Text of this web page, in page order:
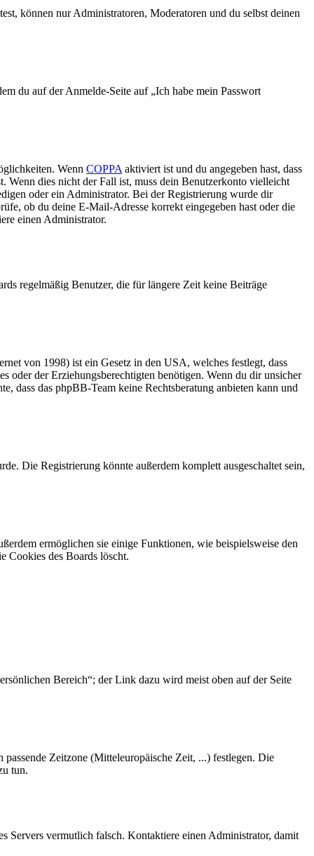
können nur Administratoren, Moderatoren und du selbst deinen
du auf der Anmelde-Seite auf „Ich habe mein Passwort
Wenn COPPA aktiviert ist und du angegeben hast, dass
Wenn dies nicht der Fall ist, muss dein Benutzerkonto vielleicht
oder ein Administrator. Bei der Registrierung wurde dir
ob du deine E-Mail-Adresse korrekt eingegeben hast oder die
einen Administrator.
regelmäßig Benutzer, die für längere Zeit keine Beiträge
von 1998) ist ein Gesetz in den USA, welches festlegt, dass
oder der Erziehungsberechtigten benötigen. Wenn du dir unsicher
dass das phpBB-Team keine Rechtsberatung anbieten kann und
Die Registrierung könnte außerdem komplett ausgeschaltet sein,
ermöglichen sie einige Funktionen, wie beispielsweise den
Cookies des Boards löscht.
Bereich“; der Link dazu wird meist oben auf der Seite
Zeitzone (Mitteleuropäische Zeit, ...) festlegen. Die
tun.
Servers vermutlich falsch. Kontaktiere einen Administrator, damit